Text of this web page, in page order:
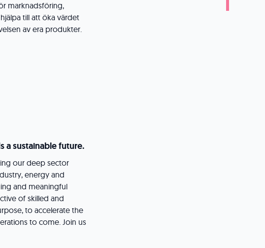
marknadsföring,
till att öka värdet
av era produkter.
a sustainable future.
our deep sector
energy and
and meaningful
of skilled and
to accelerate the
to come. Join us